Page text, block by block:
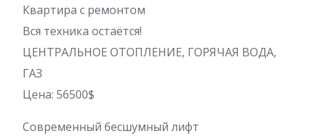
Квартира с ремонтом
Вся техника остаётся!
ЦЕНТРАЛЬНОЕ ОТОПЛЕНИЕ, ГОРЯЧАЯ ВОДА,
ГАЗ
Цена: 56500$
Современный бесшумный лифт